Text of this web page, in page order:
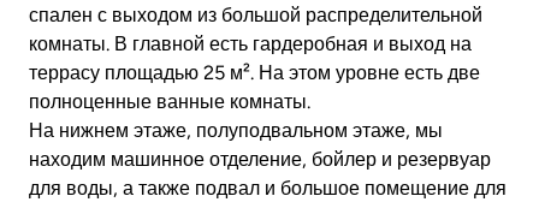
спален с выходом из большой распределительной
комнаты. В главной есть гардеробная и выход на
террасу площадью 25 м². На этом уровне есть две
полноценные ванные комнаты.
На нижнем этаже, полуподвальном этаже, мы
находим машинное отделение, бойлер и резервуар
для воды, а также подвал и большое помещение для